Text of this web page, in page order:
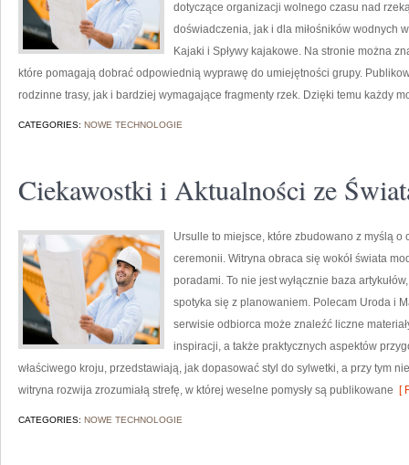
dotyczące organizacji wolnego czasu nad
doświadczenia, jak i dla miłośników wodnych
Kajaki i Spływy kajakowe. Na stronie można
które pomagają dobrać odpowiednią wyprawę do umiejętności grupy.
rodzinne trasy, jak i bardziej wymagające fragmenty rzek. Dzięki temu każdy
CATEGORIES: NOWE TECHNOLOGIE
Ciekawostki i Aktualności ze
Ursulle to miejsce, które zbudowano z myślą
ceremonii. Witryna obraca się wokół świata
poradami. To nie jest wyłącznie baza
spotyka się z planowaniem. Polecam Uroda i
serwisie odbiorca może znaleźć liczne
inspiracji, a także praktycznych aspektów
właściwego kroju, przedstawiają, jak dopasować styl do sylwetki, a przy tym
witryna rozwija zrozumiałą strefę, w której weselne pomysły są publikowane [
CATEGORIES: NOWE TECHNOLOGIE